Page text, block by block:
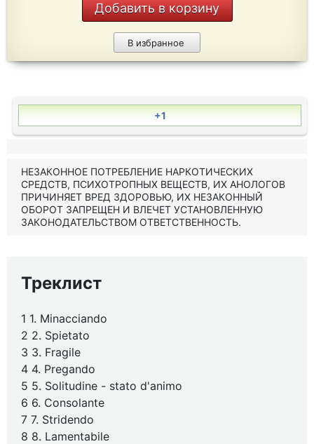
Добавить в корзину
В избранное
+1
НЕЗАКОННОЕ ПОТРЕБЛЕНИЕ НАРКОТИЧЕСКИХ
СРЕДСТВ, ПСИХОТРОПНЫХ ВЕЩЕСТВ, ИХ АНОЛОГОВ
ПРИЧИНЯЕТ ВРЕД ЗДОРОВЬЮ, ИХ НЕЗАКОННЫЙ
ОБОРОТ ЗАПРЕЩЕН И ВЛЕЧЕТ УСТАНОВЛЕННУЮ
ЗАКОНОДАТЕЛЬСТВОМ ОТВЕТСТВЕННОСТЬ.
Треклист
1 1. Minacciando
2 2. Spietato
3 3. Fragile
4 4. Pregando
5 5. Solitudine - stato d'animo
6 6. Consolante
7 7. Stridendo
8 8. Lamentabile